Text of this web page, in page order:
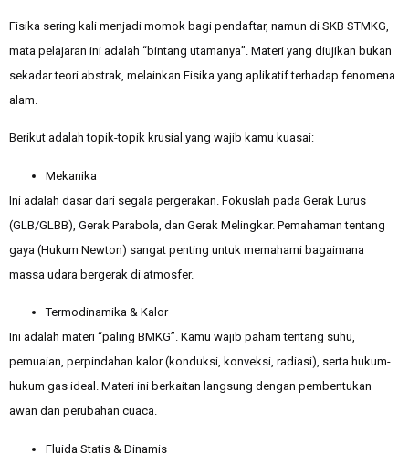
Fisika sering kali menjadi momok bagi pendaftar, namun di SKB STMKG,
mata pelajaran ini adalah “bintang utamanya”. Materi yang diujikan bukan
sekadar teori abstrak, melainkan Fisika yang aplikatif terhadap fenomena
alam.
Berikut adalah topik-topik krusial yang wajib kamu kuasai:
Mekanika
Ini adalah dasar dari segala pergerakan. Fokuslah pada Gerak Lurus
(GLB/GLBB), Gerak Parabola, dan Gerak Melingkar. Pemahaman tentang
gaya (Hukum Newton) sangat penting untuk memahami bagaimana
massa udara bergerak di atmosfer.
Termodinamika & Kalor
Ini adalah materi “paling BMKG”. Kamu wajib paham tentang suhu,
pemuaian, perpindahan kalor (konduksi, konveksi, radiasi), serta hukum-
hukum gas ideal. Materi ini berkaitan langsung dengan pembentukan
awan dan perubahan cuaca.
Fluida Statis & Dinamis